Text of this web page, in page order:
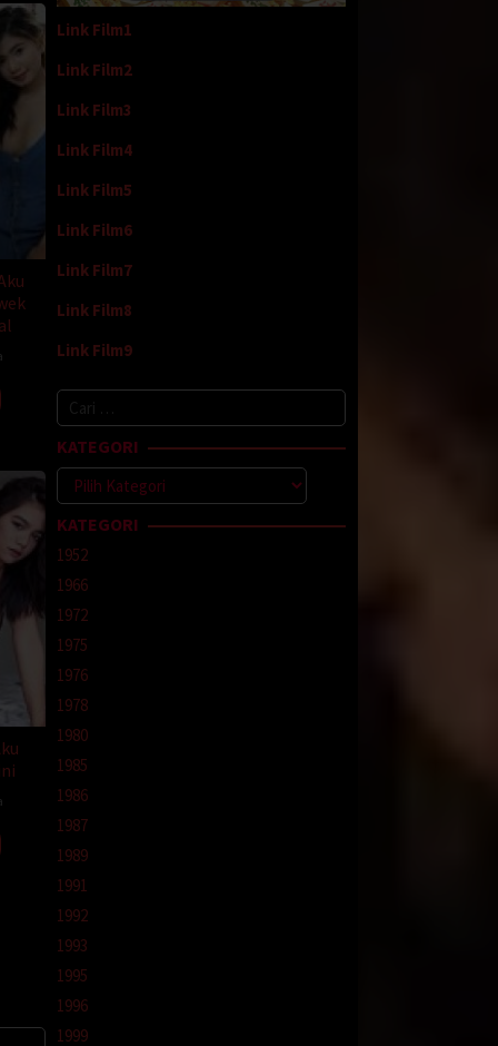
Dan
Link Film1
Link Film2
Link Film3
Link Film4
Link Film5
Link Film6
Link Film7
Link Film8
Link Film9
Cari
untuk:
KATEGORI
Kategori
KATEGORI
1952
1966
1972
1975
1976
1978
1980
1985
1986
1987
1989
1991
1992
1993
1995
1996
1999